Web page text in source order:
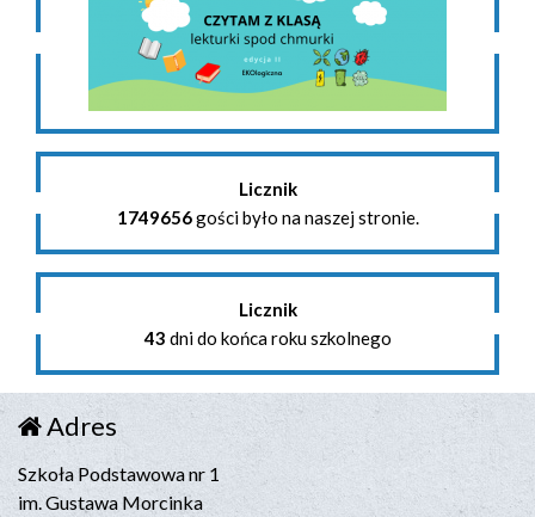
Licznik
1749656gości było na naszej stronie.
Licznik
43 dni do końca roku szkolnego
Adres
Szkoła Podstawowa nr 1
im. Gustawa Morcinka